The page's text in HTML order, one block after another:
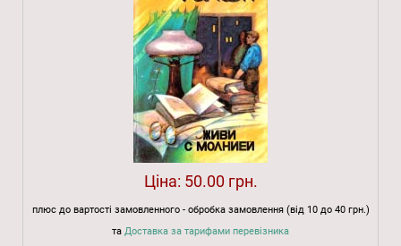
Ціна: 50.00 грн.
плюс до вартості замовленного - обробка замовлення (від 10 до 40 грн.)
та Доставка за тарифами перевізника